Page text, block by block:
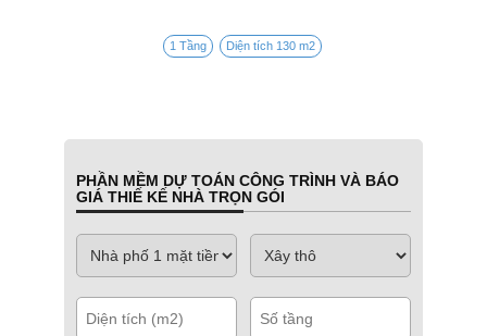
1 Tầng Diện tích 130 m2
PHẦN MỀM DỰ TOÁN CÔNG TRÌNH VÀ BÁO
GIÁ THIẾ KẾ NHÀ TRỌN GÓI